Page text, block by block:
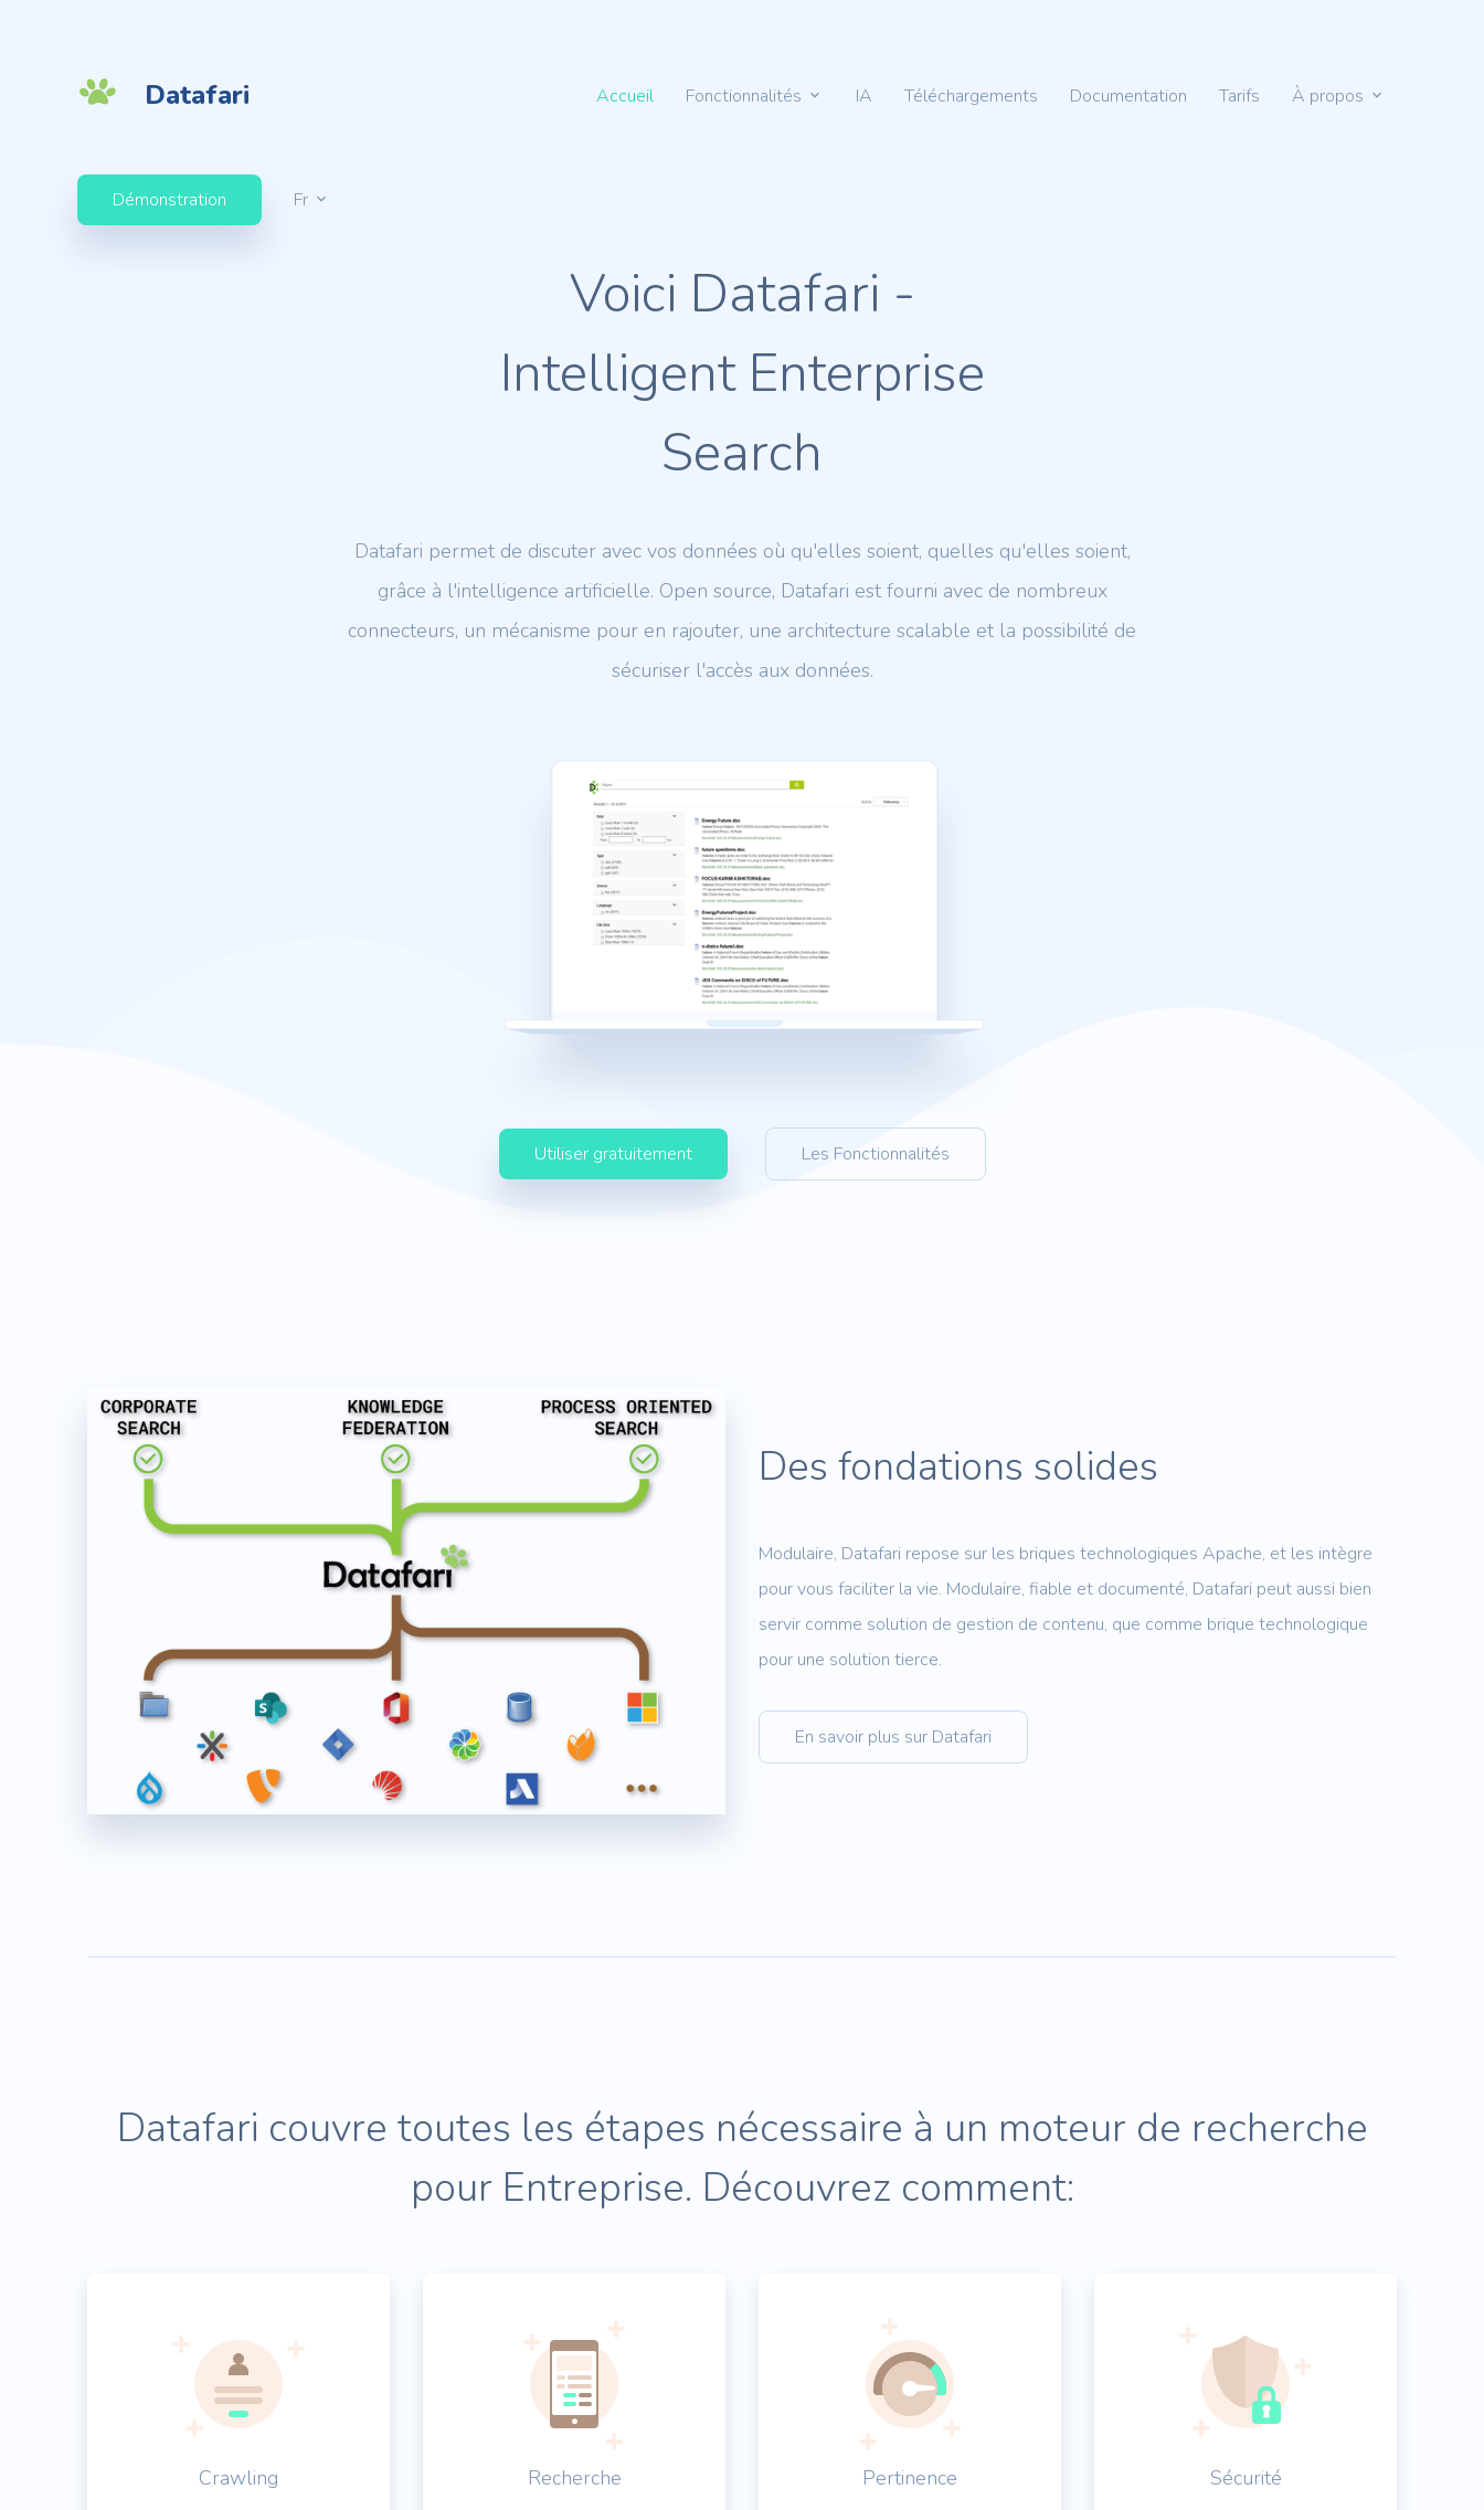
Datafari Accueil Fonctionnalités IA Téléchargements Documentation Tarifs À propos
Démonstration Fr
Voici Datafari -
Intelligent Enterprise
Search
Datafari permet de discuter avec vos données où qu'elles soient, quelles qu'elles soient,
grâce à l'intelligence artificielle. Open source, Datafari est fourni avec de nombreux
connecteurs, un mécanisme pour en rajouter, une architecture scalable et la possibilité de
sécuriser l'accès aux données.
Utiliser gratuitement Les Fonctionnalités
Des fondations solides
Modulaire, Datafari repose sur les briques technologiques Apache, et les intègre
pour vous faciliter la vie. Modulaire, fiable et documenté, Datafari peut aussi bien
servir comme solution de gestion de contenu, que comme brique technologique
pour une solution tierce.
En savoir plus sur Datafari
Datafari couvre toutes les étapes nécessaire à un moteur de recherche
pour Entreprise. Découvrez comment:
Crawling Recherche Pertinence Sécurité